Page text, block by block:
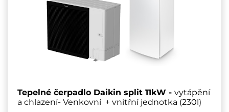
Tepelné čerpadlo Daikin split 11kW -vytápění
a chlazení- Venkovní + vnitřní jednotka (230l)